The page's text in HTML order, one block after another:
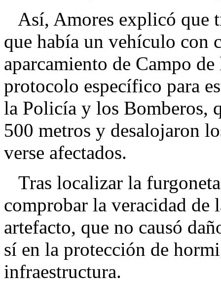
Así, Amores explicó que
que había un vehículo con
aparcamiento de Campo
protocolo específico para
la Policía y los Bomberos,
500 metros y desalojaron
verse afectados.
Tras localizar la
comprobar la veracidad de
artefacto, que no causó
sí en la protección de
infraestructura.